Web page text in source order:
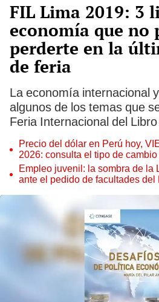
FIL Lima 2019: 3
economía que no
perderte en la
de feria
La economía internacional
algunos de los temas que
Feria Internacional del
Precio del dólar en Perú hoy,
2026: consulta el tipo de
cambio y plataformas digitales
Empleo juvenil: la sombra de la
ante el pedido de facultades del